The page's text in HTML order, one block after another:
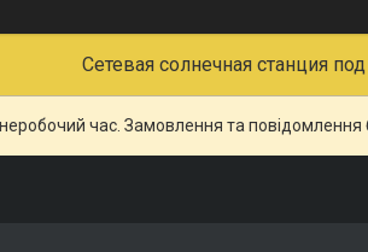
Сетевая солнечная станция
неробочий час. Замовлення та